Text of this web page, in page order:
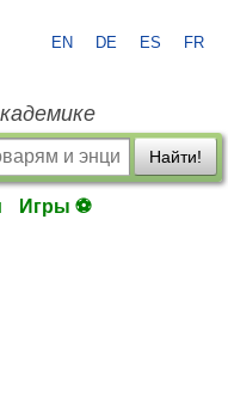
EN DE ES FR
Найти!
Игры ⚽